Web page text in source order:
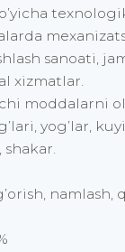
sanoati,
xizmatlar.
moddalarni
yog’lar,
namlash,